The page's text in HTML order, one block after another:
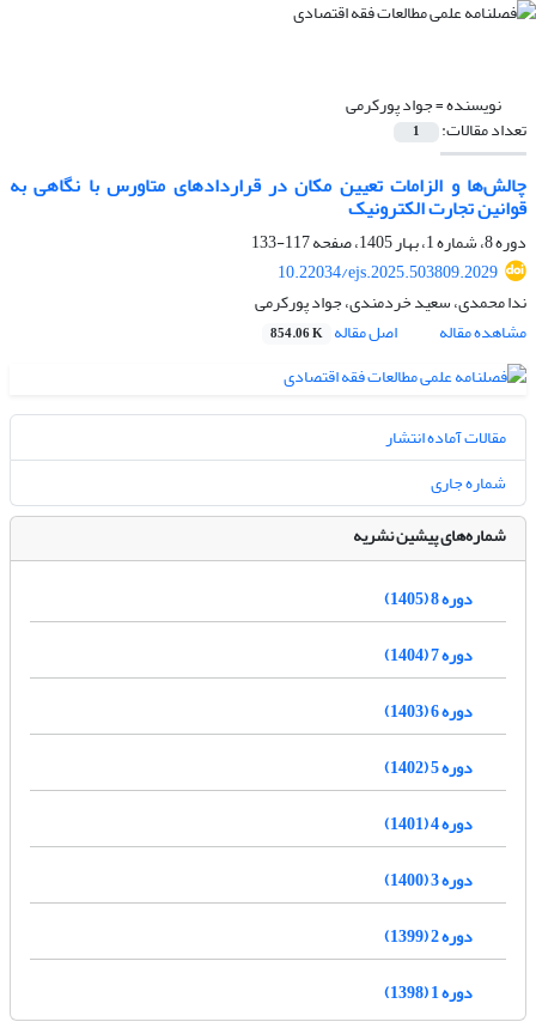
نویسنده =جواد پور‏کرمی
تعداد مقالات: 1
چالش‌ها و الزامات تعیین مکان در قراردادهای متاورس با نگاهی به
قوانین تجارت الکترونیک
دوره 8، شماره 1، بهار 1405، صفحه
117-133
10.22034/ejs.2025.503809.2029
ندا محمدی، سعید خردمندی، جواد پور‏کرمی
مشاهده مقاله
اصل مقاله 854.06 K
مقالات آماده انتشار
شماره جاری
شماره‌های پیشین نشریه
دوره 8 (1405)
دوره 7 (1404)
دوره 6 (1403)
دوره 5 (1402)
دوره 4 (1401)
دوره 3 (1400)
دوره 2 (1399)
دوره 1 (1398)